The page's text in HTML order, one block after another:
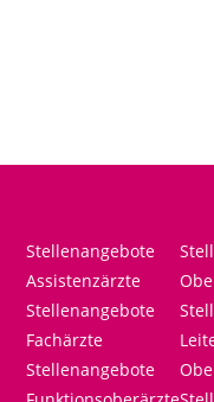
Stellenangebote
Assistenzärzte
Stellenangebote
Fachärzte
Stellenangebote